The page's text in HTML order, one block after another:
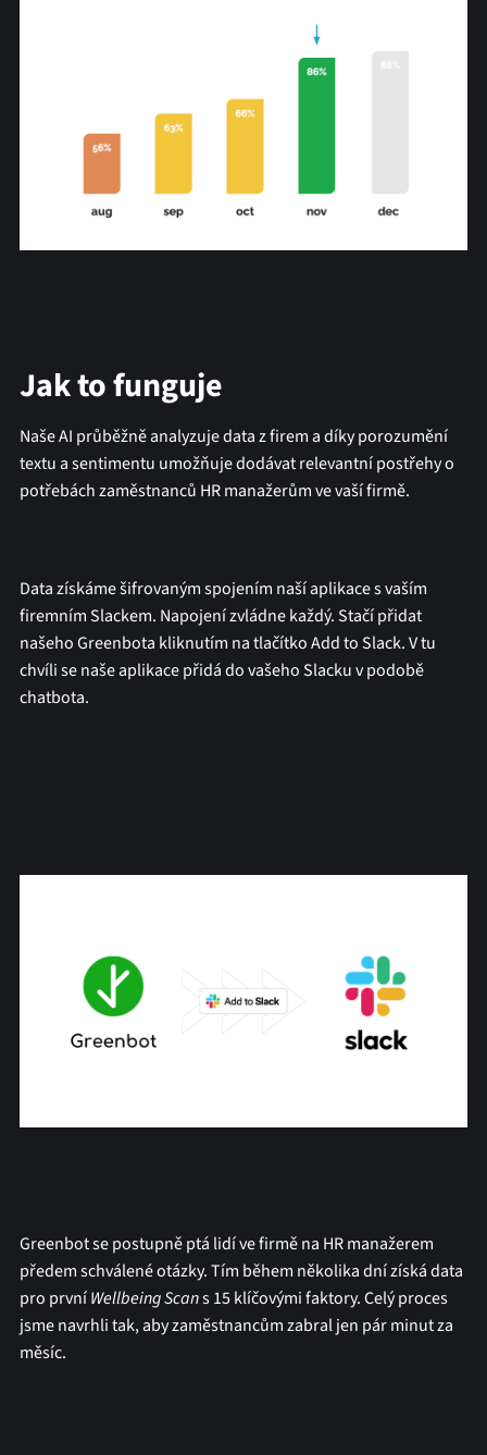
Jak to funguje
Naše AI průběžně analyzuje data z firem a díky porozumění
textu a sentimentu umožňuje dodávat relevantní postřehy o
potřebách zaměstnanců HR manažerům ve vaší firmě.
Data získáme šifrovaným spojením naší aplikace s vaším
firemním Slackem. Napojení zvládne každý. Stačí přidat
našeho Greenbota kliknutím na tlačítko Add to Slack. V tu
chvíli se naše aplikace přidá do vašeho Slacku v podobě
chatbota.
Greenbot se postupně ptá lidí ve firmě na HR manažerem
předem schválené otázky. Tím během několika dní získá data
pro prvníWellbeing Scans 15 klíčovými faktory. Celý proces
jsme navrhli tak, aby zaměstnancům zabral jen pár minut za
měsíc.